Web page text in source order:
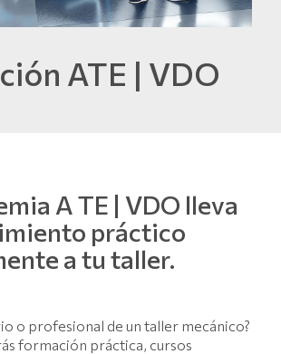
ATE | VDO
A TE | VDO lleva
práctico
a tu taller.
o profesional de un taller mecánico?
formación práctica, cursos